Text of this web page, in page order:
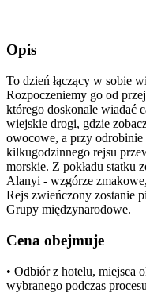
Opis
To dzień łączący w sobie
Rozpoczeniemy go od
którego doskonale wiadać
wiejskie drogi, gdzie
owocowe, a przy odrobinie
kilkugodzinnego rejsu
morskie. Z pokładu statku
Alanyi - wzgórze
Rejs zwieńczony zostanie
Grupy międzynarodowe.
Cena obejmuje
• Odbiór z hotelu, miejsca
wybranego podczas